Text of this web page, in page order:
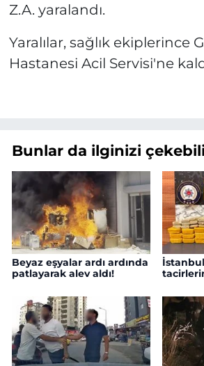
Z.A. yaralandı.
Yaralılar, sağlık ekiplerince
Hastanesi Acil Servisi'ne
Bunlar da ilginizi
Beyaz eşyalar ardı ardında
patlayarak alev aldı!